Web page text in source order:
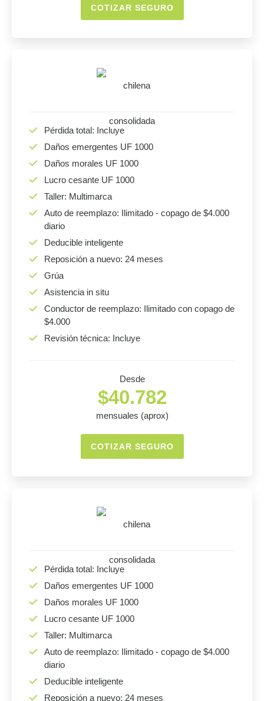
COTIZAR SEGURO
Pérdida total: Incluye
Daños emergentes UF 1000
Daños morales UF 1000
Lucro cesante UF 1000
Taller: Multimarca
Auto de reemplazo: Ilimitado - copago de $4.000
diario
Deducible inteligente
Reposición a nuevo: 24 meses
Grúa
Asistencia in situ
Conductor de reemplazo: Ilimitado con copago de
$4.000
Revisión técnica: Incluye
Desde
$40.782
mensuales (aprox)
COTIZAR SEGURO
Pérdida total: Incluye
Daños emergentes UF 1000
Daños morales UF 1000
Lucro cesante UF 1000
Taller: Multimarca
Auto de reemplazo: Ilimitado - copago de $4.000
diario
Deducible inteligente
Reposición a nuevo: 24 meses